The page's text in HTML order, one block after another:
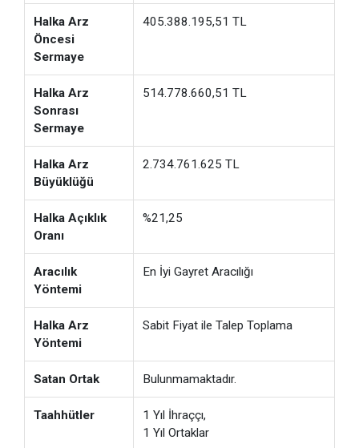
Halka Arz
Öncesi
Sermaye
405.388.195,51 TL
Halka Arz
Sonrası
Sermaye
514.778.660,51 TL
Halka Arz
Büyüklüğü
2.734.761.625 TL
Halka Açıklık
Oranı
%21,25
Aracılık
Yöntemi
En İyi Gayret Aracılığı
Halka Arz
Yöntemi
Sabit Fiyat ile Talep Toplama
Satan Ortak Bulunmamaktadır.
Taahhütler
1 Yıl İhraççı,
1 Yıl Ortaklar